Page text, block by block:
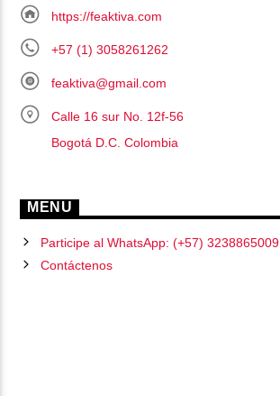
https://feaktiva.com
+57 (1) 3058261262
feaktiva@gmail.com
Calle 16 sur No. 12f-56
Bogotá D.C. Colombia
MENU
Participe al WhatsApp: (+57) 3238865009
Contáctenos